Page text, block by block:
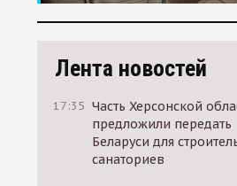
Лента новостей
17:35 Часть Херсонской
предложили передать
Беларуси для
санаториев